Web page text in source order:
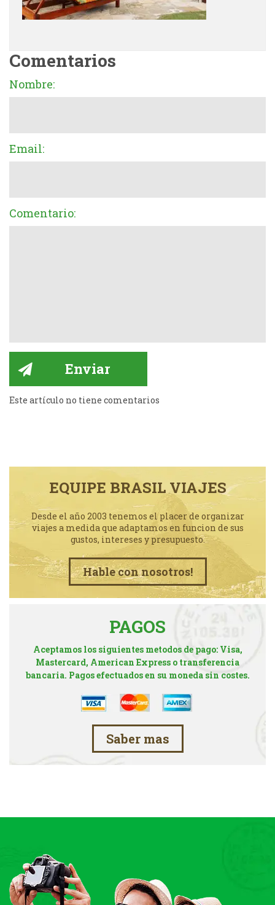
Comentarios
Nombre:
Email:
Comentario:
Este artículo no tiene comentarios
EQUIPE BRASIL VIAJES
Desde el año 2003 tenemos el placer de organizar
viajes a medida que adaptamos en funcion de sus
gustos, intereses y presupuesto.
Hable con nosotros!
PAGOS
Aceptamos los siguientes metodos de pago: Visa,
Mastercard, American Express o transferencia
bancaria. Pagos efectuados en su moneda sin costes.
Saber mas